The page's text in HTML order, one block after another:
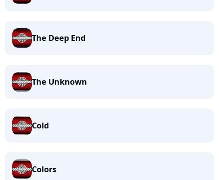
The Deep End
The Unknown
Cold
Colors